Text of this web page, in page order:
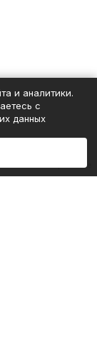
Сравнение
и аналитики.
с
данных